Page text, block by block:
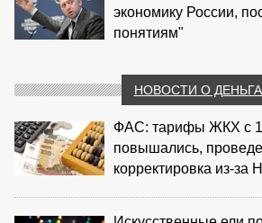
экономику России,
понятиям"
НОВОСТИ О
ФАС: тарифы ЖКХ с 1
повышались,
корректировка из‑за